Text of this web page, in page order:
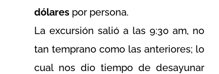
dólares por persona.
La excursión salió a las 9:30 am, no
tan temprano como las anteriores; lo
cual nos dio tiempo de desayunar